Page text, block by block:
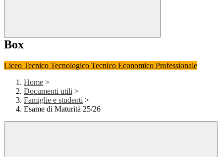
Box
Liceo Tecnico Tecnologico Tecnico Economico Professionale
Home >
Documenti utili >
Famiglie e studenti >
Esame di Maturità 25/26